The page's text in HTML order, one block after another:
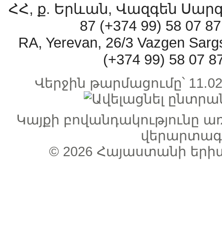
ՀՀ, ք. Երևան, Վազգեն
87 (+374 99) 58 07
RA, Yerevan, 26/3 Vazgen
(+374 99) 58 07
Վերջին թարմացումը՝
Կայքի
© 2026 Հայաստանի